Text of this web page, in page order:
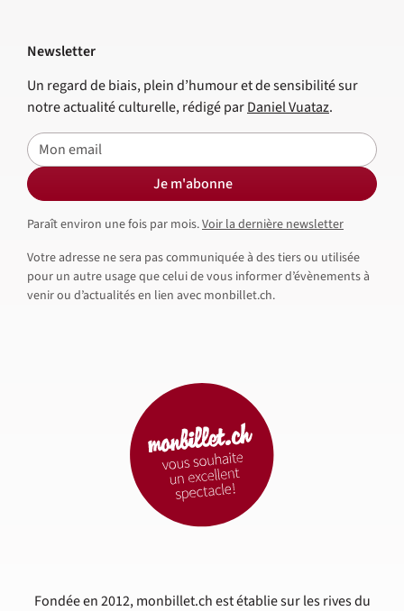
Fondée en 2012, monbillet.ch est établie sur les rives du
Newsletter
Un regard de biais, plein d’humour et de sensibilité sur
notre actualité culturelle, rédigé parDaniel Vuataz.
E-mail
Je m'abonne
Paraît environ une fois par mois.Voir la dernière newsletter
Votre adresse ne sera pas communiquée à des tiers ou utilisée
pour un autre usage que celui de vous informer d’évènements à
venir ou d’actualités en lien avec monbillet.ch.